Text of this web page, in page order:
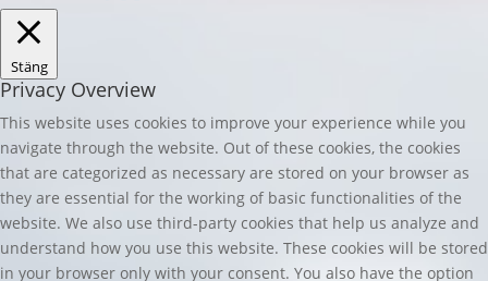
Stäng
Privacy Overview
This website uses cookies to improve your experience while you
navigate through the website. Out of these cookies, the cookies
that are categorized as necessary are stored on your browser as
they are essential for the working of basic functionalities of the
website. We also use third-party cookies that help us analyze and
understand how you use this website. These cookies will be stored
in your browser only with your consent. You also have the option